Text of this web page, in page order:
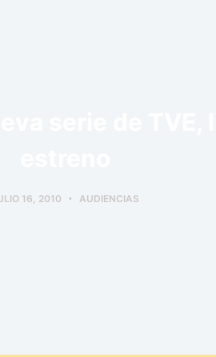
16, 2010 AUDIENCIAS